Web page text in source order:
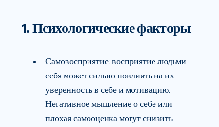
1. Психологические факторы
Самовосприятие: восприятие людьми
себя может сильно повлиять на их
уверенность в себе и мотивацию.
Негативное мышление о себе или
плохая самооценка могут снизить